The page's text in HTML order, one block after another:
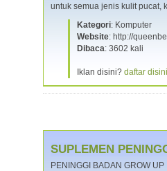
untuk semua jenis kulit pucat,
Kategori: Komputer
Website: http://
Dibaca: 3602 kali
Iklan disini? daftar
SUPLEMEN
PENINGGI BADAN GROW